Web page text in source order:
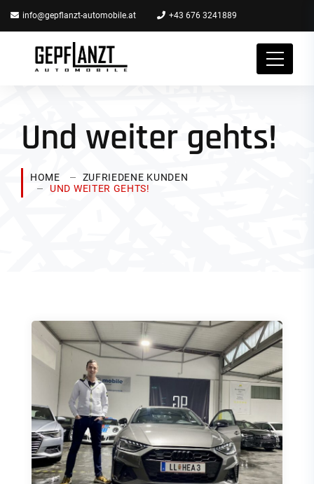
info@gepflanzt-automobile.at +43 676 3241889
Und weiter gehts!
HOME
ZUFRIEDENE KUNDEN
UND WEITER GEHTS!